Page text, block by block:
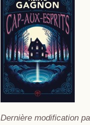
Dernière modification